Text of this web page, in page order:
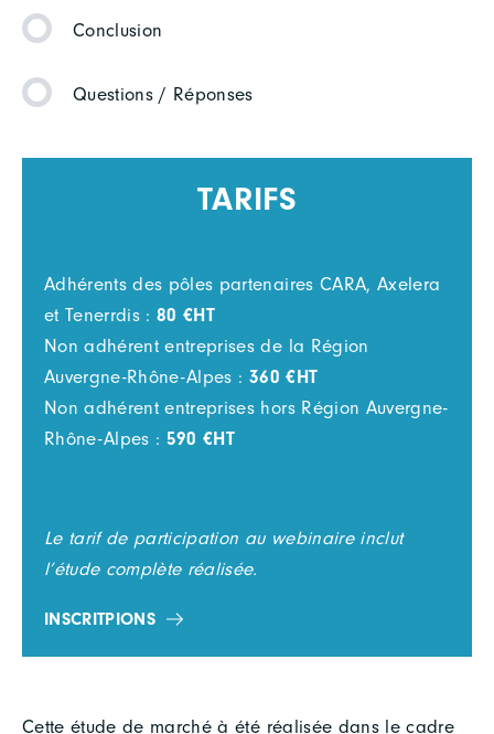
Conclusion
Questions / Réponses
TARIFS
Adhérents des pôles partenaires CARA, Axelera
et Tenerrdis :80 €HT
Non adhérent entreprises de la Région
Auvergne-Rhône-Alpes : 360 €HT
Non adhérent entreprises hors Région Auvergne-
Rhône-Alpes : 590 €HT
Le tarif de participation au webinaire inclut
l’étude complète réalisée.
INSCRITPIONS
Cette étude de marché à été réalisée dans le cadre